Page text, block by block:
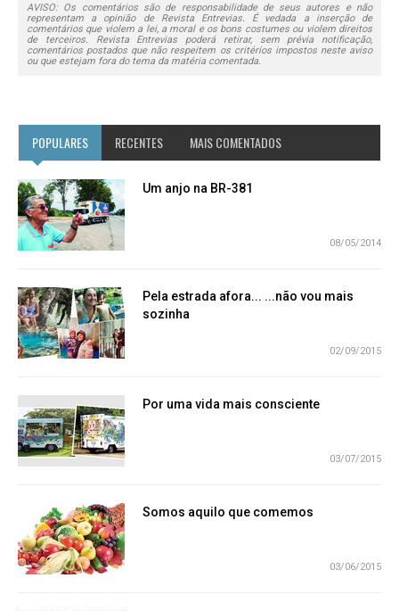
AVISO: Os comentários são de responsabilidade de seus autores e não
representam a opinião de Revista Entrevias. É vedada a inserção de
comentários que violem a lei, a moral e os bons costumes ou violem direitos
de terceiros. Revista Entrevias poderá retirar, sem prévia notificação,
comentários postados que não respeitem os critérios impostos neste aviso
ou que estejam fora do tema da matéria comentada.
POPULARES RECENTES MAIS COMENTADOS
Um anjo na BR-381
08/05/2014
Pela estrada afora... ...não vou mais
sozinha
02/09/2015
Por uma vida mais consciente
03/07/2015
Somos aquilo que comemos
03/06/2015